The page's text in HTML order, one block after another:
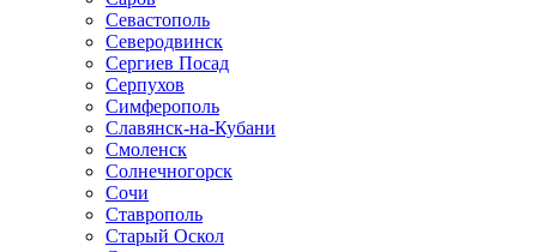
Севастополь
Северодвинск
Сергиев Посад
Серпухов
Симферополь
Славянск-на-Кубани
Смоленск
Солнечногорск
Сочи
Ставрополь
Старый Оскол